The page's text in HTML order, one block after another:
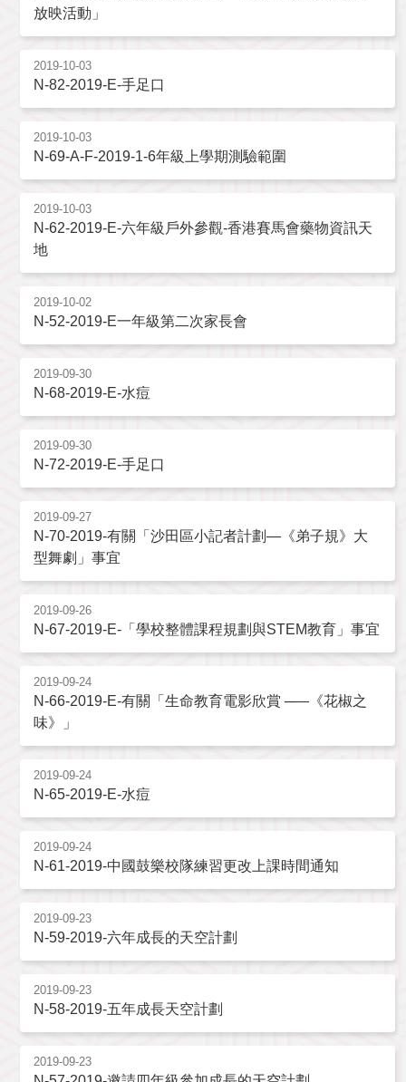
放映活動」
2019-10-03
N-82-2019-E-手足口
2019-10-03
N-69-A-F-2019-1-6年級上學期測驗範圍
2019-10-03
N-62-2019-E-六年級戶外參觀-香港賽馬會藥物資訊天
地
2019-10-02
N-52-2019-E一年級第二次家長會
2019-09-30
N-68-2019-E-水痘
2019-09-30
N-72-2019-E-手足口
2019-09-27
N-70-2019-有關「沙田區小記者計劃—《弟子規》大
型舞劇」事宜
2019-09-26
N-67-2019-E-「學校整體課程規劃與STEM教育」事宜
2019-09-24
N-66-2019-E-有關「生命教育電影欣賞 ─―《花椒之
味》」
2019-09-24
N-65-2019-E-水痘
2019-09-24
N-61-2019-中國鼓樂校隊練習更改上課時間通知
2019-09-23
N-59-2019-六年成長的天空計劃
2019-09-23
N-58-2019-五年成長天空計劃
2019-09-23